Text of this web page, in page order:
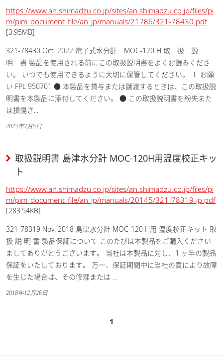
https://www.an.shimadzu.co.jp/sites/an.shimadzu.co.jp/files/pi
m/pim_document_file/an_jp/manuals/21786/321-78430.pdf
[3.95MB]
321-78430 Oct. 2022 電子式水分計 MOC-120 H 取 扱 説
明 書 製品を使用される前にこの取扱説明書をよくお読みくださ
い。 いつでも使用できるように大切に保管してください。 Ⅰ お願
い FPL 950701 ● 本製品を貸与または譲渡するときは、この取扱説
明書を本製品に添付してください。 ● この取扱説明書を紛失また
は損傷さ...
2023年7月5日
取扱説明書 島津水分計 MOC-120H用温度校正キッ
ト
https://www.an.shimadzu.co.jp/sites/an.shimadzu.co.jp/files/pi
m/pim_document_file/an_jp/manuals/20145/321-78319-jp.pdf
[283.54KB]
321-78319 Nov. 2018 島津水分計 MOC-120 H用 温度校正キット 取
扱 説 明 書 製品保証について このたびは本製品をご購入ください
ましてありがとうございます。 当社は本製品に対し、1 ヶ年の製品
保証をいたしております。 万一、保証期間中に当社の責により故障
を生じた場合は、その修理または ...
2018年12月26日
1